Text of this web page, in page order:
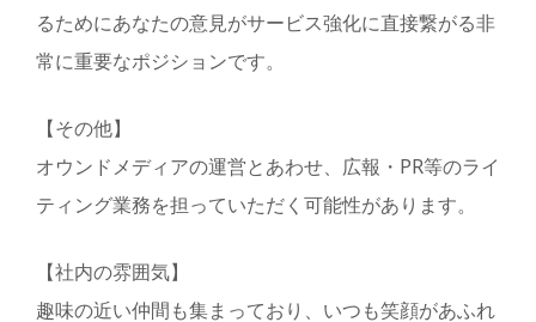
るためにあなたの意見がサービス強化に直接繋がる非
常に重要なポジションです。
【その他】
オウンドメディアの運営とあわせ、広報・PR等のライ
ティング業務を担っていただく可能性があります。
【社内の雰囲気】
趣味の近い仲間も集まっており、いつも笑顔があふれ